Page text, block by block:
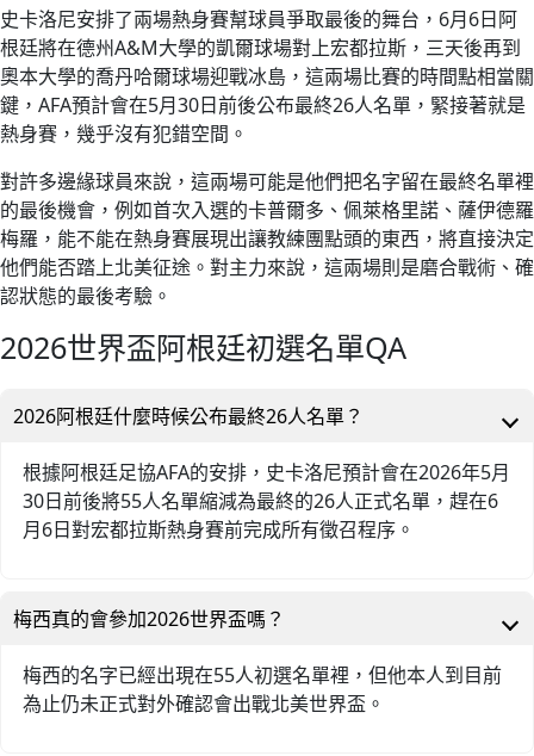
史卡洛尼安排了兩場熱身賽幫球員爭取最後的舞台，6月6日阿
根廷將在德州A&M大學的凱爾球場對上宏都拉斯，三天後再到
奧本大學的喬丹哈爾球場迎戰冰島，這兩場比賽的時間點相當關
鍵，AFA預計會在5月30日前後公布最終26人名單，緊接著就是
熱身賽，幾乎沒有犯錯空間。
對許多邊緣球員來說，這兩場可能是他們把名字留在最終名單裡
的最後機會，例如首次入選的卡普爾多、佩萊格里諾、薩伊德羅
梅羅，能不能在熱身賽展現出讓教練團點頭的東西，將直接決定
他們能否踏上北美征途。對主力來說，這兩場則是磨合戰術、確
認狀態的最後考驗。
2026世界盃阿根廷初選名單QA
2026阿根廷什麼時候公布最終26人名單？
根據阿根廷足協AFA的安排，史卡洛尼預計會在2026年5月
30日前後將55人名單縮減為最終的26人正式名單，趕在6
月6日對宏都拉斯熱身賽前完成所有徵召程序。
梅西真的會參加2026世界盃嗎？
梅西的名字已經出現在55人初選名單裡，但他本人到目前
為止仍未正式對外確認會出戰北美世界盃。